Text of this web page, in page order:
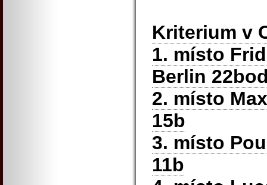
Kriterium v
1. místo
Berlin
2. místo
15b
3. místo
11b